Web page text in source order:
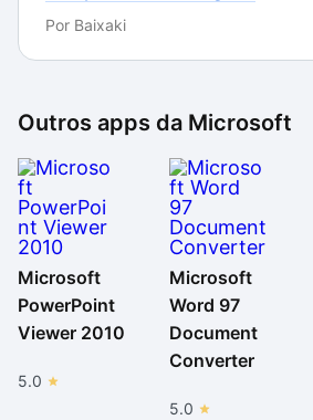
Por Baixaki
Outros apps da Microsoft
Microsoft
PowerPoint
Viewer 2010
5.0
Microsoft
Word 97
Document
Converter
5.0